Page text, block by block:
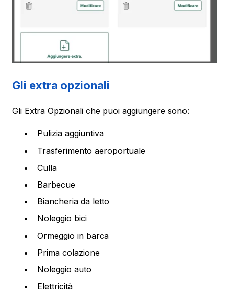
Gli extra opzionali
Gli Extra Opzionali che puoi aggiungere sono:
Pulizia aggiuntiva
Trasferimento aeroportuale
Culla
Barbecue
Biancheria da letto
Noleggio bici
Ormeggio in barca
Prima colazione
Noleggio auto
Elettricità